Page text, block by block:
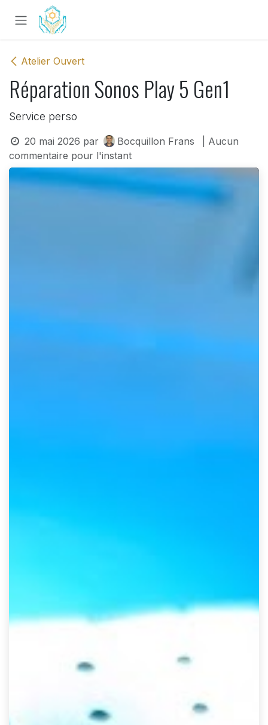
Se rendre au contenu
Atelier Ouvert
Réparation Sonos Play 5 Gen1
Service perso
20 mai 2026 par Bocquillon Frans
| Aucun
commentaire pour l'instant